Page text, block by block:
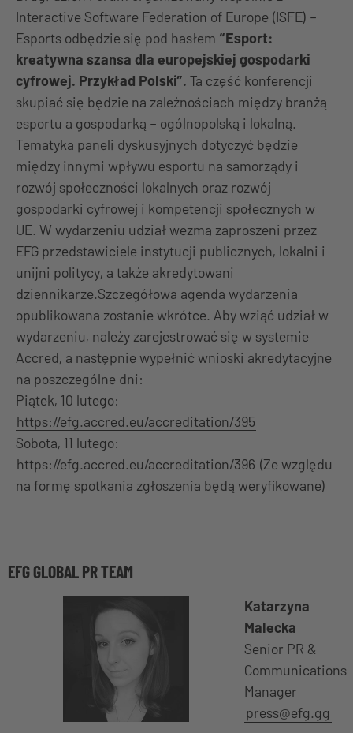
Interactive Software Federation of Europe (ISFE) –
Esports odbędzie się pod hasłem “Esport:
kreatywna szansa dla europejskiej gospodarki
cyfrowej. Przykład Polski”. Ta część konferencji
skupiać się będzie na zależnościach między branżą
esportu a gospodarką – ogólnopolską i lokalną.
Tematyka paneli dyskusyjnych dotyczyć będzie
między innymi wpływu esportu na samorządy i
rozwój społeczności lokalnych oraz rozwój
gospodarki cyfrowej i kompetencji społecznych w
UE. W wydarzeniu udział wezmą zaproszeni przez
EFG przedstawiciele instytucji publicznych, lokalni i
unijni politycy, a także akredytowani
dziennikarze.Szczegółowa agenda wydarzenia
opublikowana zostanie wkrótce. Aby wziąć udział w
wydarzeniu, należy zarejestrować się w systemie
Accred, a następnie wypełnić wnioski akredytacyjne
na poszczególne dni:
Piątek, 10 lutego:
https://efg.accred.eu/accreditation/395
Sobota, 11 lutego:
https://efg.accred.eu/accreditation/396 (Ze względu
na formę spotkania zgłoszenia będą weryfikowane)
EFG GLOBAL PR TEAM
Katarzyna
Malecka
Senior PR &
Communications
Manager
press@efg.gg